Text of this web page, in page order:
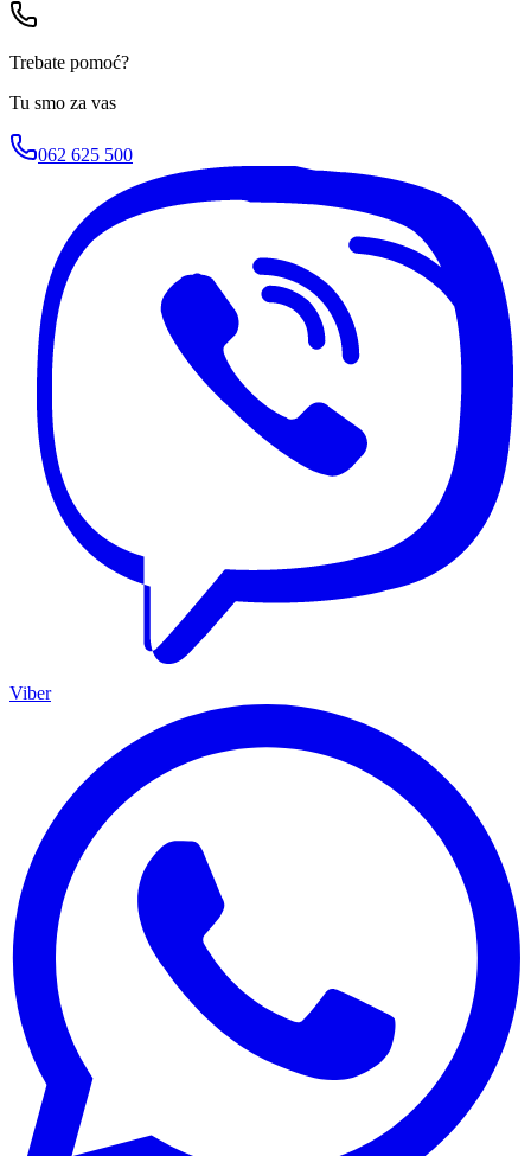
Trebate pomoć?
Tu smo za vas
062 625 500
Viber